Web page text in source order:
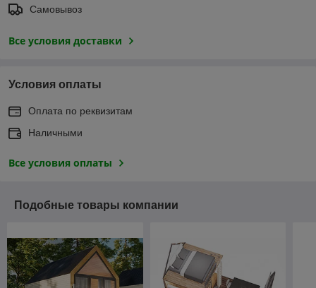
Самовывоз
Все условия доставки
Условия оплаты
Оплата по реквизитам
Наличными
Все условия оплаты
Подобные товары компании